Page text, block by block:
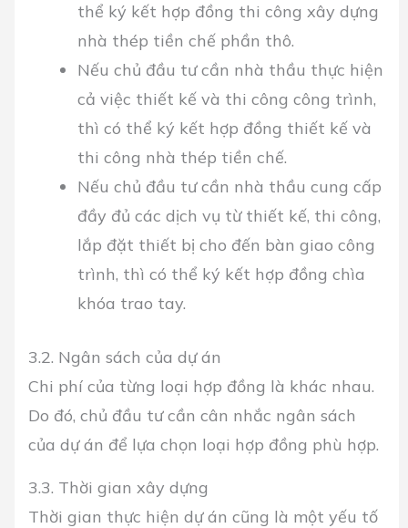
thể ký kết hợp đồng thi công xây dựng
nhà thép tiền chế phần thô.
Nếu chủ đầu tư cần nhà thầu thực hiện
cả việc thiết kế và thi công công trình,
thì có thể ký kết hợp đồng thiết kế và
thi công nhà thép tiền chế.
Nếu chủ đầu tư cần nhà thầu cung cấp
đầy đủ các dịch vụ từ thiết kế, thi công,
lắp đặt thiết bị cho đến bàn giao công
trình, thì có thể ký kết hợp đồng chìa
khóa trao tay.
3.2. Ngân sách của dự án
Chi phí của từng loại hợp đồng là khác nhau.
Do đó, chủ đầu tư cần cân nhắc ngân sách
của dự án để lựa chọn loại hợp đồng phù hợp.
3.3. Thời gian xây dựng
Thời gian thực hiện dự án cũng là một yếu tố